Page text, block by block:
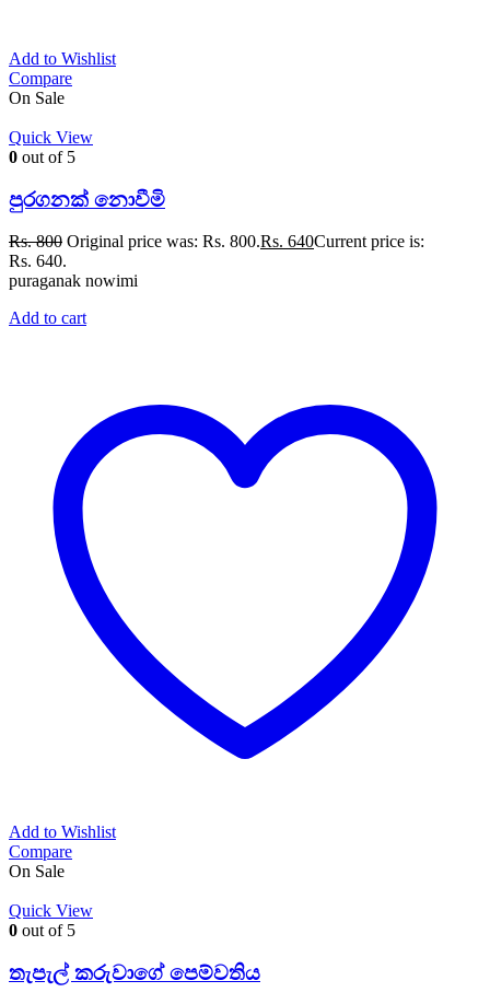
Add to Wishlist
Compare
On Sale
Quick View
0 out of 5
පුරගනක් නොවීමි
Rs.800 Original price was: Rs. 800.Rs. 640Current price is:
Rs. 640.
puraganak nowimi
Add to cart
Add to Wishlist
Compare
On Sale
Quick View
0 out of 5
තැපැල් කරුවාගේ පෙම්වතිය